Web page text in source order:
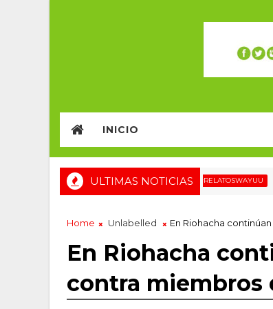
INICIO
ULTIMAS NOTICIAS
#WAYUU #LAGUAJIRAESTUCASA #MIGRACIÓN #RELATOSWAYUU Con
Home Unlabelled En Riohacha
En Riohacha
contra miembros